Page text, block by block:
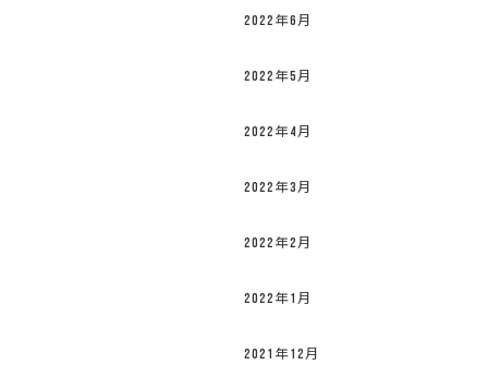
2022年6月
2022年5月
2022年4月
2022年3月
2022年2月
2022年1月
2021年12月